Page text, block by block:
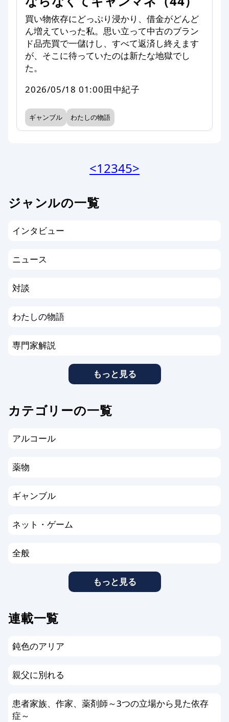
買い物依存にどっぷり浸かり、借金がどんど
ん増えていった私。思い立って中古のブラン
ド品売買で一儲けし、すべて返済し終えます
が、そこに待っていたのは新たな地獄でし
た。
2026/05/18 01:00田中紀子
ギャンブル わたしの物語
<12345>
ジャンルの一覧
インタビュー
ニュース
対談
わたしの物語
専門家解説
もっと見る
カテゴリーの一覧
アルコール
薬物
ギャンブル
ネット・ゲーム
全般
もっと見る
連載一覧
鈍色のアリア
親父に別れる
患者家族、作家、薬剤師～3つの立場から見た依存
症～